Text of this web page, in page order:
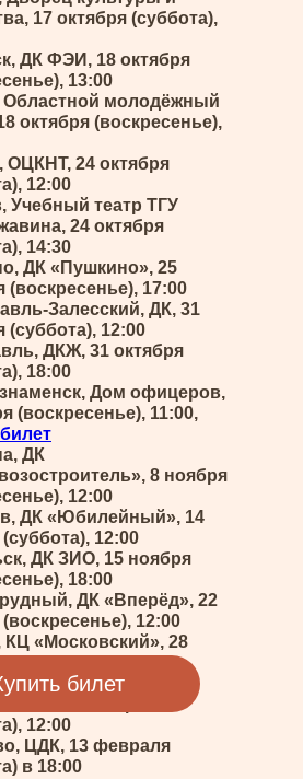
17 октября (суббота),
ДК ФЭИ, 18 октября
13:00
Областной молодёжный
октября (воскресенье),
ОЦКНТ, 24 октября
12:00
Учебный театр ТГУ
24 октября
14:30
ДК «Пушкино», 25
(воскресенье), 17:00
Залесский, ДК, 31
(суббота), 12:00
ДКЖ, 31 октября
18:00
Дом офицеров,
(воскресенье), 11:00,
ДК
8 ноября
12:00
ДК «Юбилейный», 14
12:00
ДК ЗИО, 15 ноября
18:00
ДК «Вперёд», 22
12:00
КЦ «Московский», 28
18:00
Марийская
12:00
ЦДК, 13 февраля
в 18:00
билет